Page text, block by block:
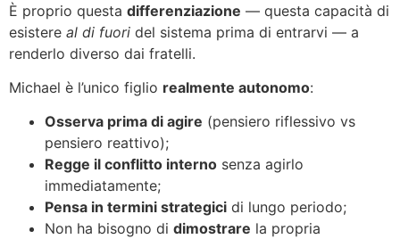
È proprio questa differenziazione — questa capacità di
esistere al di fuori del sistema prima di entrarvi — a
renderlo diverso dai fratelli.
Michael è l’unico figlio realmente autonomo:
Osserva prima di agire (pensiero riflessivo vs
pensiero reattivo);
Regge il conflitto interno senza agirlo
immediatamente;
Pensa in termini strategici di lungo periodo;
Non ha bisogno di dimostrare la propria